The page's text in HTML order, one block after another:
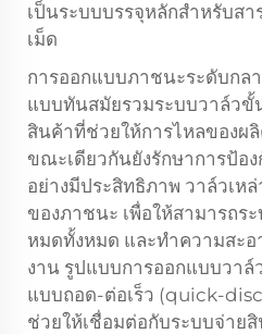
เป็นระบบบรรจุหลักสำหรับสา
เม็ด
การออกแบบภาชนะระดับก
แบบทันสมัยรวมระบบวาล์วขั้
สินค้าที่ช่วยให้การไหลของ
ขณะเดียวกันยังรักษาการป้อ
อย่างมีประสิทธิภาพ วาล์วเ
ของภาชนะ เพื่อให้สามารถร
หมดทั้งหมด และทำความสะอ
งาน รูปแบบการออกแบบวา
แบบถอด-ต่อเร็ว (quick-
ช่วยให้เชื่อมต่อกับระบบจ่าย